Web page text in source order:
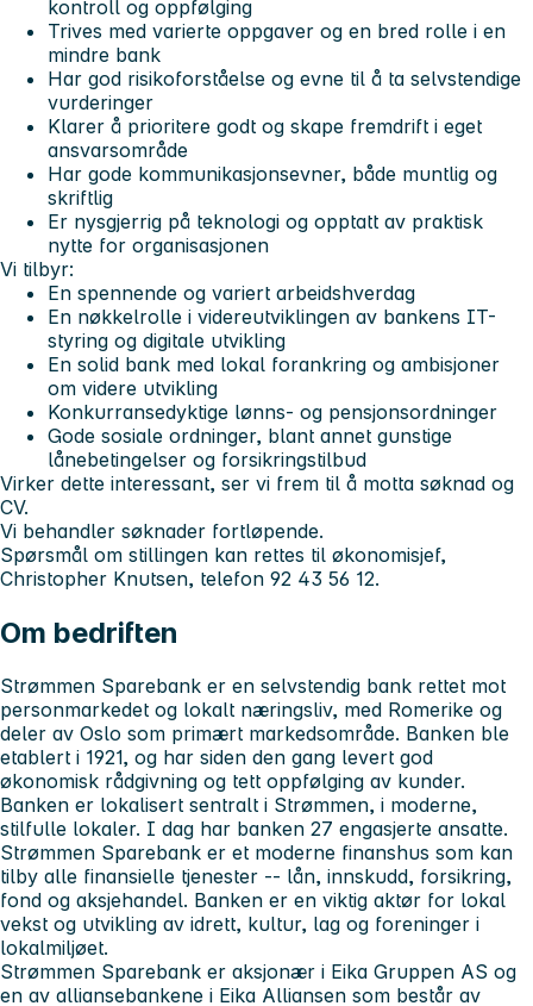
kontroll og oppfølging
Trives med varierte oppgaver og en bred rolle i en
mindre bank
Har god risikoforståelse og evne til å ta selvstendige
vurderinger
Klarer å prioritere godt og skape fremdrift i eget
ansvarsområde
Har gode kommunikasjonsevner, både muntlig og
skriftlig
Er nysgjerrig på teknologi og opptatt av praktisk
nytte for organisasjonen
Vi tilbyr:
En spennende og variert arbeidshverdag
En nøkkelrolle i videreutviklingen av bankens IT-
styring og digitale utvikling
En solid bank med lokal forankring og ambisjoner
om videre utvikling
Konkurransedyktige lønns- og pensjonsordninger
Gode sosiale ordninger, blant annet gunstige
lånebetingelser og forsikringstilbud
Virker dette interessant, ser vi frem til å motta søknad og
CV.
Vi behandler søknader fortløpende.
Spørsmål om stillingen kan rettes til økonomisjef,
Christopher Knutsen, telefon 92 43 56 12.
Om bedriften
Strømmen Sparebank er en selvstendig bank rettet mot
personmarkedet og lokalt næringsliv, med Romerike og
deler av Oslo som primært markedsområde. Banken ble
etablert i 1921, og har siden den gang levert god
økonomisk rådgivning og tett oppfølging av kunder.
Banken er lokalisert sentralt i Strømmen, i moderne,
stilfulle lokaler. I dag har banken 27 engasjerte ansatte.
Strømmen Sparebank er et moderne finanshus som kan
tilby alle finansielle tjenester -- lån, innskudd, forsikring,
fond og aksjehandel. Banken er en viktig aktør for lokal
vekst og utvikling av idrett, kultur, lag og foreninger i
lokalmiljøet.
Strømmen Sparebank er aksjonær i Eika Gruppen AS og
en av alliansebankene i Eika Alliansen som består av